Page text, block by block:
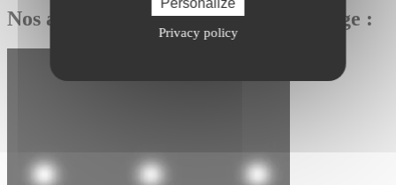
Privacy policy
Nos autres études de cas Micro usinage :